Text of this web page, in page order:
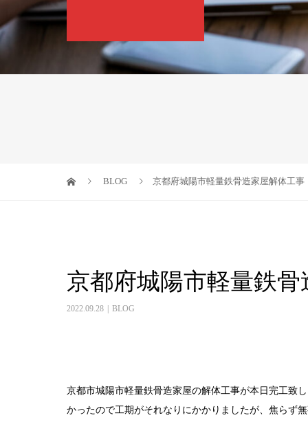
BLOG 京都府城陽市軽量鉄骨造家屋解体工
京都府城陽市軽量鉄
2022.09.28 BLOG
京都市城陽市軽量鉄骨造家屋の解体工事が本日完工致
かったので工期がそれなりにかかりましたが、焦らず